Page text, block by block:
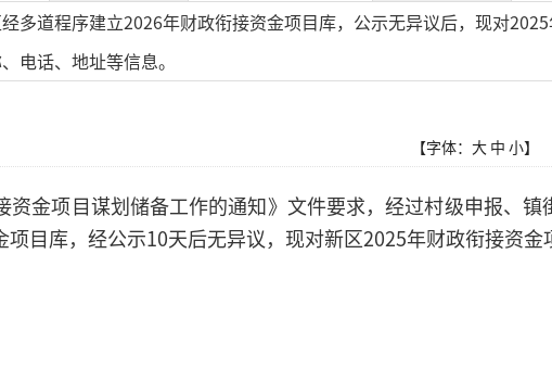
多道程序建立2026年财政衔接资金项目库，公示无异议后，现对
电话、地址等信息。
【字体： 大 中 小】
金项目谋划储备工作的通知》文件要求，经过村级申报、镇
目库，经公示10天后无异议，现对新区2025年财政衔接资金